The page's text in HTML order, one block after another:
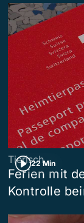
22 Min
Tierisch
Ferien mit
Kontrolle